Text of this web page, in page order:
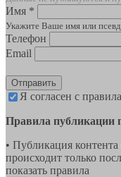
Имя *
Укажите Ваше имя или
Телефон
Email
Отправить
Я согласен с
Правила публикации
• Публикация
происходит только
показать правила